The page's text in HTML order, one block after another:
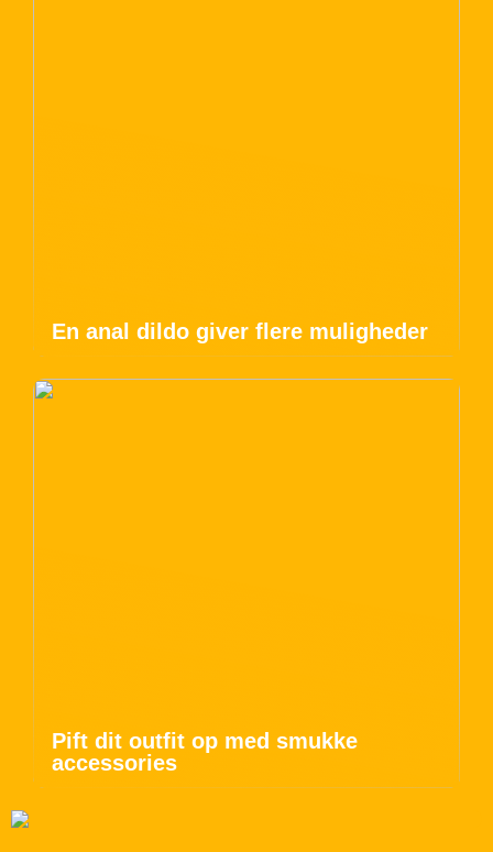
En anal dildo giver flere muligheder
Pift dit outfit op med smukke
accessories